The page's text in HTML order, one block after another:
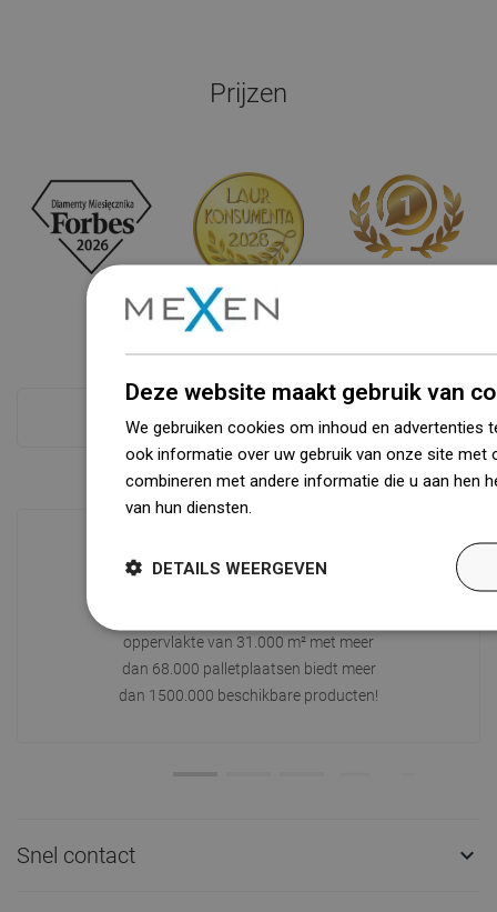
Prijzen
Zie alles
oppervlakte van 31.000 m² met meer
dan 68.000 palletplaatsen biedt meer
dan 1500.000 beschikbare producten!
Snel contact 
Deze website maakt gebruik van
We gebruiken cookies om inhoud en advertenties
ook informatie over uw gebruik van onze site met
combineren met andere informatie die u aan hen
van hun diensten.
DETAILS WEERGEVEN